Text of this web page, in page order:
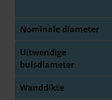
Nominale diameter
Uitwendige
buisdiameter
Wanddikte